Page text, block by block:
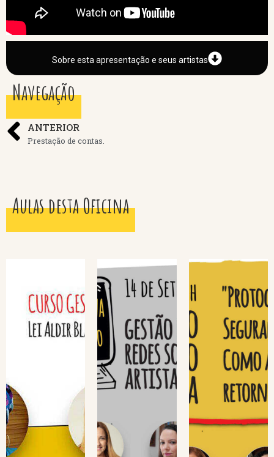
Sobre esta apresentação e seus artistas
Navegação
ANTERIOR
Prestação de contas.
Aulas desta Oficina